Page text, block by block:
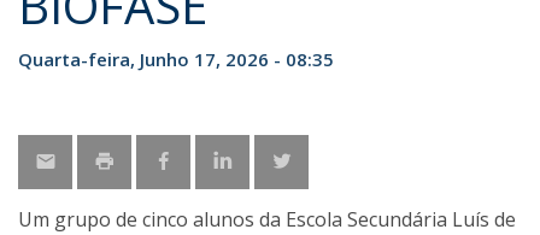
Quarta-feira, Junho 17, 2026 - 08:35
Um grupo de cinco alunos da Escola Secundária Luís de